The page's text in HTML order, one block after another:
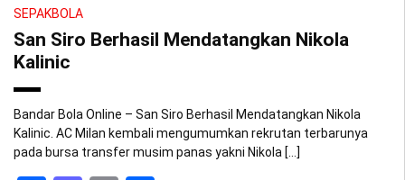
SEPAKBOLA
San Siro Berhasil Mendatangkan Nikola
Kalinic
Bandar Bola Online – San Siro Berhasil Mendatangkan Nikola
Kalinic. AC Milan kembali mengumumkan rekrutan terbarunya
pada bursa transfer musim panas yakni Nikola […]